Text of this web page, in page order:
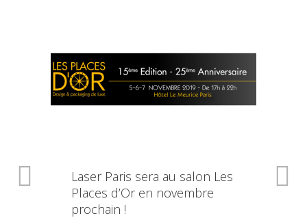
Laser Paris sera au salon Les
Places d’Or en novembre
prochain !